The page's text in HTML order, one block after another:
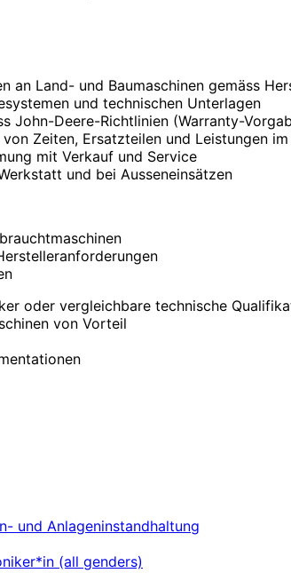
Land- und Baumaschinen gemäss
und technischen Unterlagen
John-Deere-Richtlinien (Warranty-
Zeiten, Ersatzteilen und Leistungen im
mit Verkauf und Service
und bei Ausseneinsätzen
oder vergleichbare technische
von Vorteil
und Anlageninstandhaltung
(all genders)